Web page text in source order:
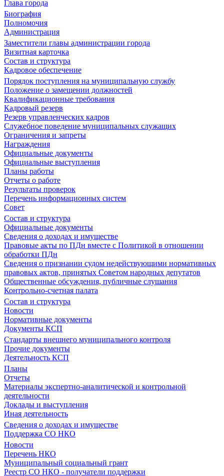
Глава города
Биография
Полномочия
Администрация
Заместители главы администрации города
Визитная карточка
Состав и структура
Кадровое обеспечение
Порядок поступления на муниципальную службу
Положение о замещении должностей
Квалификационные требования
Кадровый резерв
Резерв управленческих кадров
Служебное поведение муниципальных служащих
Ограничения и запреты
Награждения
Официальные документы
Официальные выступления
Планы работы
Отчеты о работе
Результаты проверок
Перечень информационных систем
Совет
Состав и структура
Официальные документы
Сведения о доходах и имуществе
Правовые акты по ПДн вместе с Политикой в отношении
обработки ПДн
Сведения о признании судом недействующими нормативных
правовых актов, принятых Советом народных депутатов
Общественные обсуждения, публичные слушания
Контрольно-счетная палата
Состав и структура
Новости
Нормативные документы
Документы КСП
Стандарты внешнего муниципального контроля
Прочие документы
Деятельность КСП
Планы
Отчеты
Материалы экспертно-аналитической и контрольной
деятельности
Доклады и выступления
Иная деятельность
Сведения о доходах и имуществе
Поддержка СО НКО
Новости
Перечень НКО
Муниципальный социальный грант
Реестр СО НКО - получатели поддержки